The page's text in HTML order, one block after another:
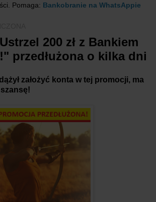
Pomaga: Bankobranie na WhatsAppie
200 zł z Bankiem
przedłużona o kilka dni
założyć konta w tej promocji, ma